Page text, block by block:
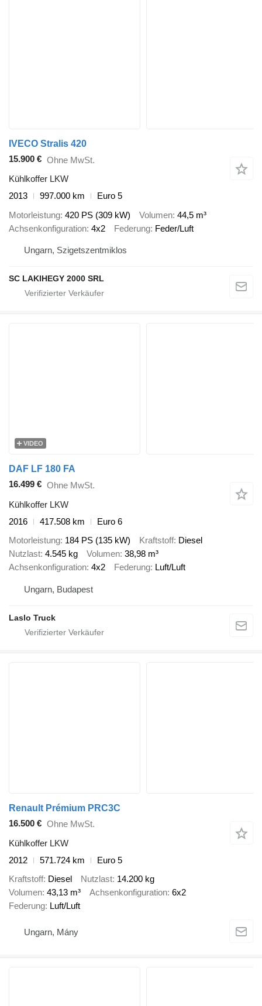
IVECO Stralis 420
15.900 € Ohne MwSt.
Kühlkoffer LKW
2013
997.000 km
Euro 5
Motorleistung 420 PS (309 kW) Volumen 44,5 m³
Achsenkonfiguration 4x2 Federung Feder/Luft
Ungarn, Szigetszentmiklos
SC LAKIHEGY 2000 SRL
VIDEO
DAF LF 180 FA
16.499 € Ohne MwSt.
Kühlkoffer LKW
2016
417.508 km
Euro 6
Motorleistung 184 PS (135 kW) Kraftstoff Diesel
Nutzlast 4.545 kg Volumen 38,98 m³
Achsenkonfiguration 4x2 Federung Luft/Luft
Ungarn, Budapest
Laslo Truck
Renault Prémium PRC3C
16.500 € Ohne MwSt.
Kühlkoffer LKW
2012
571.724 km
Euro 5
Kraftstoff Diesel Nutzlast 14.200 kg
Volumen 43,13 m³ Achsenkonfiguration 6x2
Federung Luft/Luft
Ungarn, Mány